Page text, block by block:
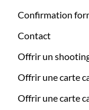
Confirmation
Contact
Offrir un
Offrir une carte
Offrir une carte